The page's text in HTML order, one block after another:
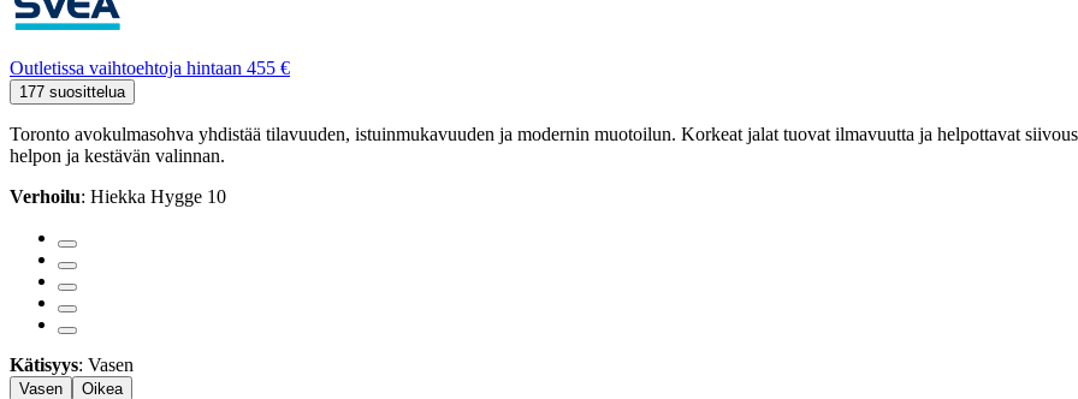
Outletissa vaihtoehtoja hintaan 455 €
177 suosittelua
Toronto avokulmasohva yhdistää tilavuuden, istuinmukavuuden ja modernin muotoilun. Korkeat jalat tuovat ilmavuutta ja helpottavat
helpon ja kestävän valinnan.
Verhoilu: Hiekka Hygge 10
Kätisyys: Vasen
Vasen Oikea